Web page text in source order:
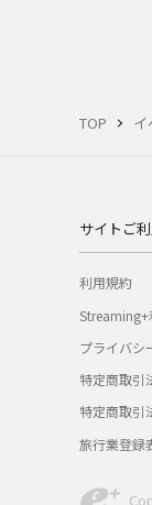
TOP イ
サイトご
利用規約
Streaming+
プライバシ
特定商取引
特定商取引
旅行業登録